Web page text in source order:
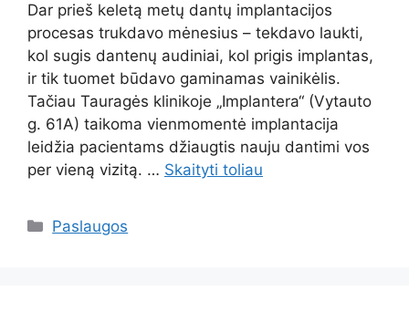
Dar prieš keletą metų dantų implantacijos
procesas trukdavo mėnesius – tekdavo laukti,
kol sugis dantenų audiniai, kol prigis implantas,
ir tik tuomet būdavo gaminamas vainikėlis.
Tačiau Tauragės klinikoje „Implantera“ (Vytauto
g. 61A) taikoma vienmomentė implantacija
leidžia pacientams džiaugtis nauju dantimi vos
per vieną vizitą. … Skaityti toliau
Kategorijos
Paslaugos